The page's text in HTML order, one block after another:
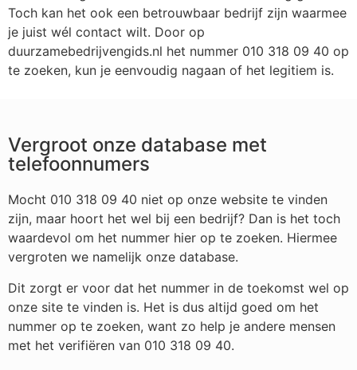
Toch kan het ook een betrouwbaar bedrijf zijn waarmee
je juist wél contact wilt. Door op
duurzamebedrijvengids.nl het nummer 010 318 09 40 op
te zoeken, kun je eenvoudig nagaan of het legitiem is.
Vergroot onze database met
telefoonnumers
Mocht 010 318 09 40 niet op onze website te vinden
zijn, maar hoort het wel bij een bedrijf? Dan is het toch
waardevol om het nummer hier op te zoeken. Hiermee
vergroten we namelijk onze database.
Dit zorgt er voor dat het nummer in de toekomst wel op
onze site te vinden is. Het is dus altijd goed om het
nummer op te zoeken, want zo help je andere mensen
met het verifiëren van 010 318 09 40.